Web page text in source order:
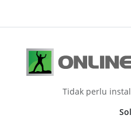
Tidak perlu